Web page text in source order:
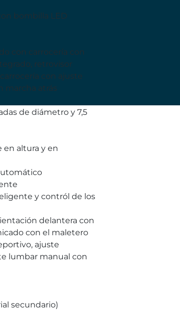
bombilla LED
con carrocería con
retrovisor
con ajuste
marcha atrás
de diámetro y 7,5
altura y en
y contról de los
delantera con
con el maletero
ajuste
lumbar manual con
secundario)